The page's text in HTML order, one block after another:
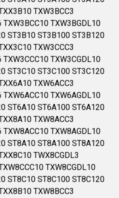
TXW3BCC3
TXW3BGDL10
ST3B10 ST3B100 ST3B120
TXW3CCC3
TXW3CGDL10
ST3C10 ST3C100 ST3C120
TXW6ACC3
TXW6AGDL10
ST6A10 ST6A100 ST6A120
TXW8ACC3
TXW8AGDL10
ST8A10 ST8A100 ST8A120
TWX8CGDL3
TXW8CGDL10
ST8C10 ST8C100 ST8C120
TXW8BCC3